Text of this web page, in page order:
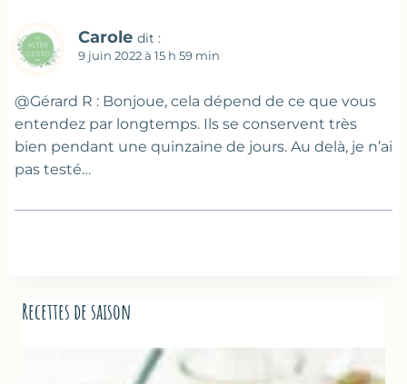
Carole dit :
9 juin 2022 à 15 h 59 min
@Gérard R : Bonjoue, cela dépend de ce que vous
entendez par longtemps. Ils se conservent très
bien pendant une quinzaine de jours. Au delà, je n’ai
pas testé…
Recettes de saison